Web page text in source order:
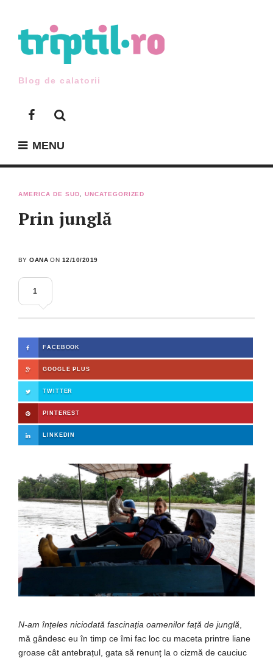
content
Blog de calatorii
Facebook
MENU
AMERICA DE SUD UNCATEGORIZED
Prin junglă
BYOANA ON 12/10/2019
1
FACEBOOK
GOOGLE PLUS
TWITTER
PINTEREST
LINKEDIN
N-am înțeles niciodată fascinația oamenilor față de junglă,
mă gândesc eu în timp ce îmi fac loc cu maceta printre liane
groase cât antebrațul, gata să renunț la o cizmă de cauciuc